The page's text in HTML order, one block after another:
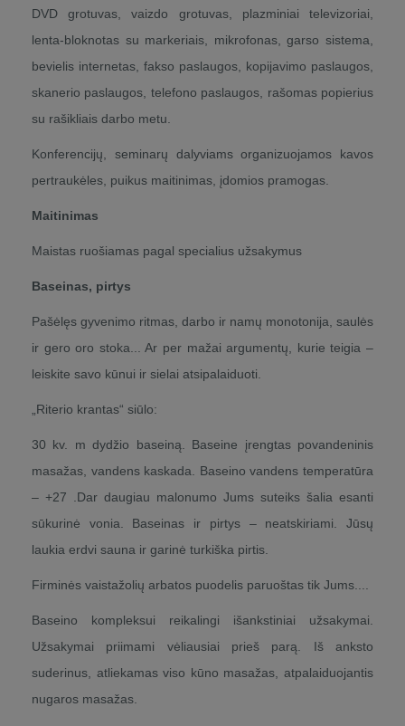
DVD grotuvas, vaizdo grotuvas, plazminiai televizoriai,
lenta-bloknotas su markeriais, mikrofonas, garso sistema,
bevielis internetas, fakso paslaugos, kopijavimo paslaugos,
skanerio paslaugos, telefono paslaugos, rašomas popierius
su rašikliais darbo metu.
Konferencijų, seminarų dalyviams organizuojamos kavos
pertraukėles, puikus maitinimas, įdomios pramogas.
Maitinimas
Maistas ruošiamas pagal specialius užsakymus
Baseinas, pirtys
Pašėlęs gyvenimo ritmas, darbo ir namų monotonija, saulės
ir gero oro stoka... Ar per mažai argumentų, kurie teigia –
leiskite savo kūnui ir sielai atsipalaiduoti.
„Riterio krantas“ siūlo:
30 kv. m dydžio baseiną. Baseine įrengtas povandeninis
masažas, vandens kaskada. Baseino vandens temperatūra
– +27 .Dar daugiau malonumo Jums suteiks šalia esanti
sūkurinė vonia. Baseinas ir pirtys – neatskiriami. Jūsų
laukia erdvi sauna ir garinė turkiška pirtis.
Firminės vaistažolių arbatos puodelis paruoštas tik Jums....
Baseino kompleksui reikalingi išankstiniai užsakymai.
Užsakymai priimami vėliausiai prieš parą. Iš anksto
suderinus, atliekamas viso kūno masažas, atpalaiduojantis
nugaros masažas.